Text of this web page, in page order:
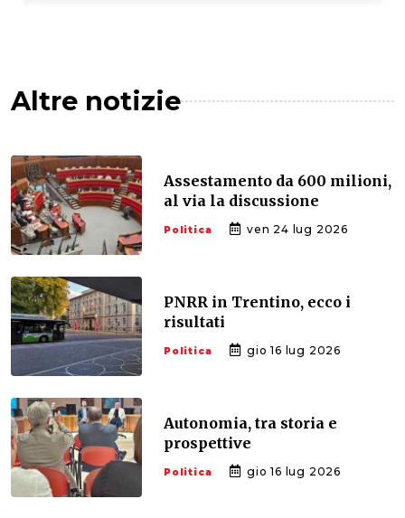
Altre notizie
Assestamento da 600 milioni,
al via la discussione
Politica ven 24 lug 2026
PNRR in Trentino, ecco i
risultati
Politica gio 16 lug 2026
Autonomia, tra storia e
prospettive
Politica gio 16 lug 2026